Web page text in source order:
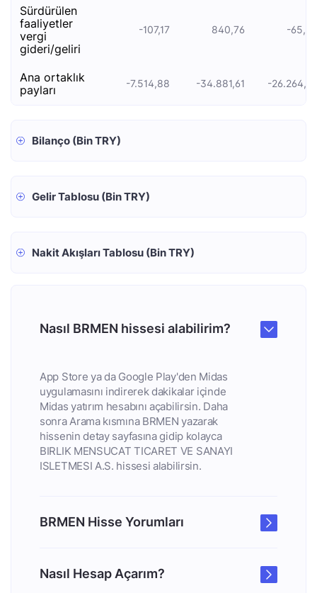
sürdürülen
faaliyetler
vergi
gideri/geliri
-107,17 840,76 -65,52
ana ortaklık
payları
-7.514,88 -34.881,61 -26.264,62
Bilanço (Bin TRY)
Gelir Tablosu (Bin TRY)
Nakit Akışları Tablosu (Bin TRY)
Nasıl BRMEN hissesi alabilirim?
App Store ya da Google Play'den Midas
uygulamasını indirerek dakikalar içinde
Midas yatırım hesabını açabilirsin. Daha
sonra Arama kısmına BRMEN yazarak
hissenin detay sayfasına gidip kolayca
BIRLIK MENSUCAT TICARET VE SANAYI
ISLETMESI A.S. hissesi alabilirsin.
BRMEN Hisse Yorumları
Nasıl Hesap Açarım?